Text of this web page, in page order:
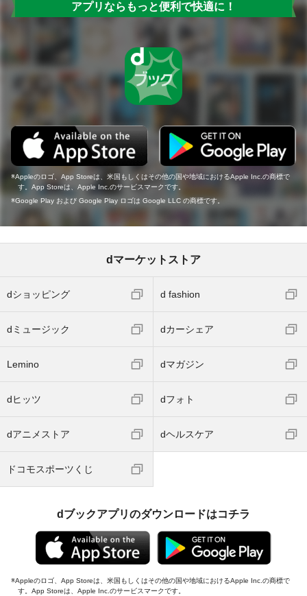
アプリならもっと便利で快適に！
Appleのロゴ、App Storeは、米国もしくはその他の国や地域におけるApple Inc.の商標で
す。App Storeは、Apple Inc.のサービスマークです。
Google Play および Google Play ロゴは Google LLC の商標です。
dマーケットストア
dショッピング d fashion
dミュージック dカーシェア
Lemino dマガジン
dヒッツ dフォト
dアニメストア dヘルスケア
ドコモスポーツくじ
dブックアプリのダウンロードはコチラ
Appleのロゴ、App Storeは、米国もしくはその他の国や地域におけるApple Inc.の商標で
す。App Storeは、Apple Inc.のサービスマークです。